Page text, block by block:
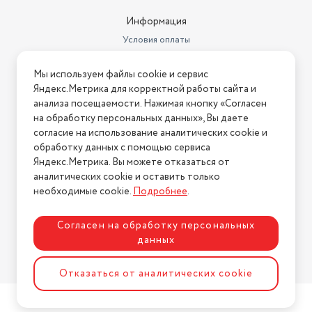
пластик
Информация
Условия оплаты
Условия возврата
Нашли ошибку на сайте? Напишите нам
2026 © Интернет-магазин "АстМаркет". У нас есть всё!
Политика конфиденциальности
Разработка сайтаASTDESIGN
Мы используем файлы cookie и сервис
Яндекс.Метрика для корректной работы сайта и
анализа посещаемости. Нажимая кнопку «Согласен
на обработку персональных данных», Вы даете
согласие на использование аналитических cookie и
обработку данных с помощью сервиса
Яндекс.Метрика. Вы можете отказаться от
аналитических cookie и оставить только
необходимые cookie.Подробнее.
Согласен на обработку персональных
данных
Отказаться от аналитических cookie